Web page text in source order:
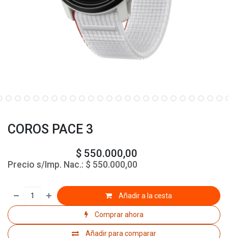
COROS PACE 3
$ 550.000,00
Precio s/Imp. Nac.: $ 550.000,00
Añadir a la cesta
Comprar ahora
Añadir para comparar